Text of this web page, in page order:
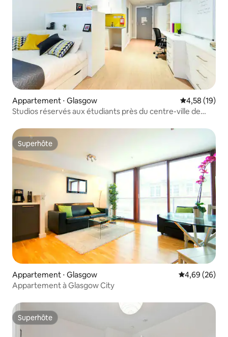
Appartement ⋅ Glasgow Évaluation
4,58 (19)
Studios réservés aux étudiants près du centre-ville de
Superhôte
Superhôte
Appartement ⋅ Glasgow Évaluation
4,69 (26)
Appartement à Glasgow City
Superhôte
Superhôte